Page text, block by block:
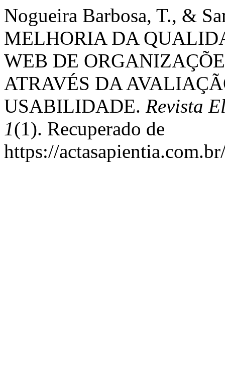
Nogueira Barbosa, T., &
MELHORIA DA
WEB DE
ATRAVÉS DA
USABILIDADE. Revista
1(1). Recuperado de
https://